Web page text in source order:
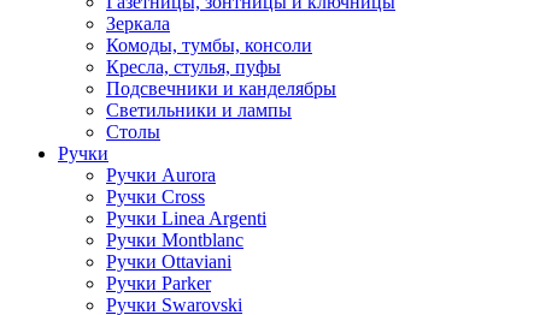
Зеркала
Комоды, тумбы, консоли
Кресла, стулья, пуфы
Подсвечники и канделябры
Светильники и лампы
Столы
Ручки
Ручки Aurora
Ручки Cross
Ручки Linea Argenti
Ручки Montblanc
Ручки Ottaviani
Ручки Parker
Ручки Swarovski